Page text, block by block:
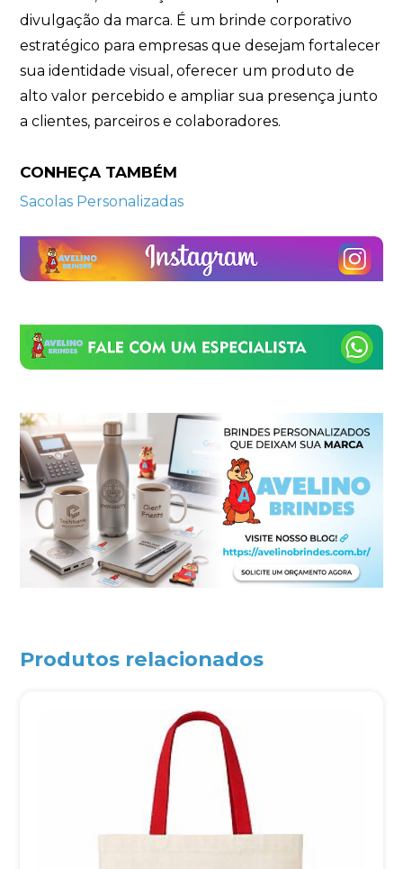
divulgação da marca. É um brinde corporativo
estratégico para empresas que desejam fortalecer
sua identidade visual, oferecer um produto de
alto valor percebido e ampliar sua presença junto
a clientes, parceiros e colaboradores.
CONHEÇA TAMBÉM
Sacolas Personalizadas
Produtos relacionados